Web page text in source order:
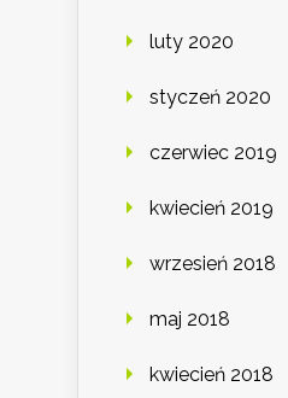
luty 2020
styczeń 2020
czerwiec 2019
kwiecień 2019
wrzesień 2018
maj 2018
kwiecień 2018